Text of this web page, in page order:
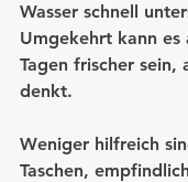
Wasser schnell
Umgekehrt kann es
Tagen frischer sein,
denkt.
Weniger hilfreich
Taschen,